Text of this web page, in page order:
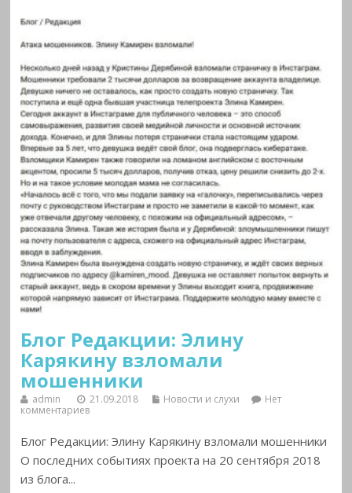
Блог Редакции: Элину
Карякину взломали
мошенники
admin 21.09.2018 Новости и слухи
Нет
комментариев
Блог Редакции: Элину Карякину взломали мошенники
О последних событиях проекта на 20 сентября 2018
из блога...